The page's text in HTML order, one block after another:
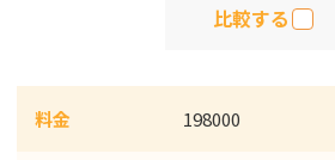
比較する
料金 198000